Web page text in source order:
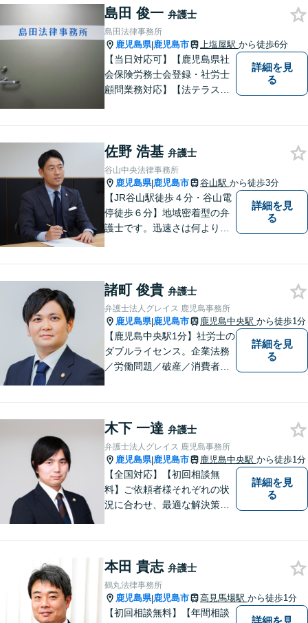
で、お悩みの解決に向けて丁
寧にアドバイスしていきま
す。
島田 俊一 弁護士
島田法律事務所
鹿児島県|鹿児島市 上塩屋駅 から徒歩6分
【当日対応可】【鹿児島県社
会保険労務士会登録・社労士
顧問業務対応】【法テラス対
詳細を見
る
佐野 浩基 弁護士
谷山中央法律事務所
鹿児島県|鹿児島市 谷山駅 から徒歩3分
【JR谷山駅徒歩４分・谷山電
停徒歩６分】地域密着型の弁
護士です。迅速さは何よりの
詳細を見
る
諸町 俊貴 弁護士
弁護士法人グレイス 鹿児島事務所
鹿児島県|鹿児島市 鹿児島中央駅 から徒歩1分
【鹿児島中央駅1分】社労士の
ダブルライセンス。企業法務
／労働問題／破産／消費者問
をしておりました。丁寧なヒ
アリングで、ご相談の全容を
明らかにし、納得のいく解決
を目指します。
詳細を見
る
木下 一達 弁護士
弁護士法人グレイス 鹿児島事務所
鹿児島県|鹿児島市 鹿児島中央駅 から徒歩1分
【全国対応】【初回相談無
料】ご依頼者様それぞれの状
況に合わせ、最適な解決策を
き合い、解決までしっかりサ
ポートします。【電話・WEB
相談も対応可能】
詳細を見
る
本田 貴志 弁護士
鶴丸法律事務所
鹿児島県|鹿児島市 高見馬場駅 から徒歩1分
【初回相談無料】【年間相談
詳細を見